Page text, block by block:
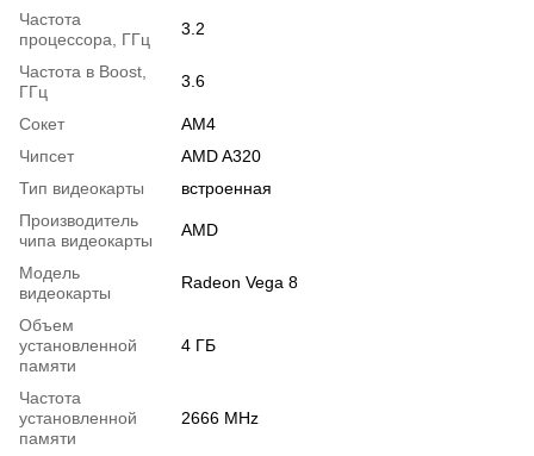
Частота
процессора, ГГц
3.2
Частота в Boost,
ГГц
3.6
Сокет
AM4
Чипсет
AMD A320
Тип видеокарты
встроенная
Производитель
чипа видеокарты
AMD
Модель
видеокарты
Radeon Vega 8
Объем
установленной
памяти
4 ГБ
Частота
установленной
памяти
2666 MHz